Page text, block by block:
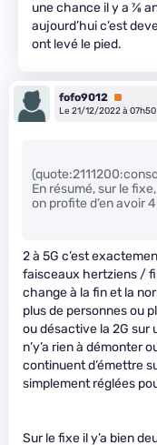
une chance il y a 7⁄8
aujourd’hui c’est
ont levé le pied.
fofo9012 Premium
Le 21/12/2022 à 07h50
En résumé, sur le
on profite d’en avoir
2 à 5G c’est
faisceaux hertziens /
change à la fin et la
plus de personnes ou
ou désactive la 2G sur
n’y’a rien à démonter
continuent d’émettre
simplement réglées
Sur le fixe il y’a bien